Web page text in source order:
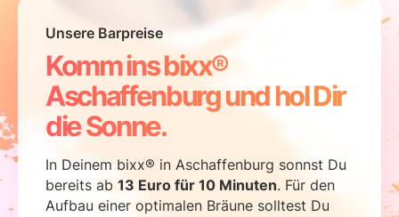
Unsere Barpreise
Komm ins bixx®
Aschaffenburg und hol Dir
die Sonne.
In Deinem bixx® in Aschaffenburg sonnst Du
bereits ab13 Euro für 10 Minuten. Für den
Aufbau einer optimalen Bräune solltest Du